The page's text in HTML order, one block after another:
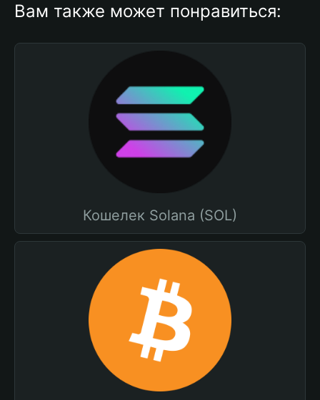
Вам также может понравиться:
Кошелек Solana (SOL)